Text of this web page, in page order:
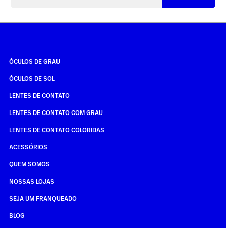
ÓCULOS DE GRAU
ÓCULOS DE SOL
LENTES DE CONTATO
LENTES DE CONTATO COM GRAU
LENTES DE CONTATO COLORIDAS
ACESSÓRIOS
QUEM SOMOS
NOSSAS LOJAS
SEJA UM FRANQUEADO
BLOG